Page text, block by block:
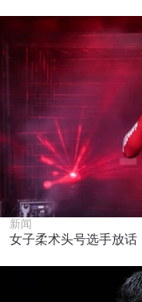
新闻
女子柔术头号选手放话